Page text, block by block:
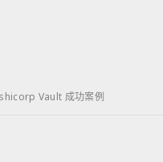
Vault 成功案例